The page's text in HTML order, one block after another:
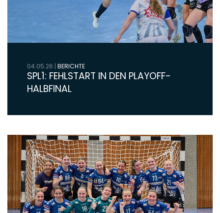
04.05.26 | BERICHTE
SPL1: FEHLSTART IN DEN PLAYOFF-
HALBFINAL